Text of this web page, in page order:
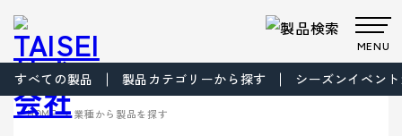
MENU
製品・サービス
HOME>業種から製品を探す
すべての製品 製品カテゴリーから探す シーズンイベン